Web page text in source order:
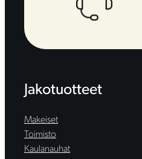
Jakotuotteet
Makeiset
Toimisto
Kaulanauhat